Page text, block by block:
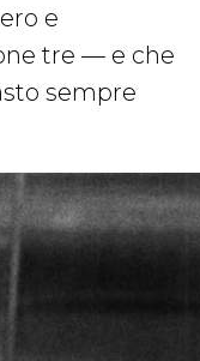
e
tre — e che
sempre